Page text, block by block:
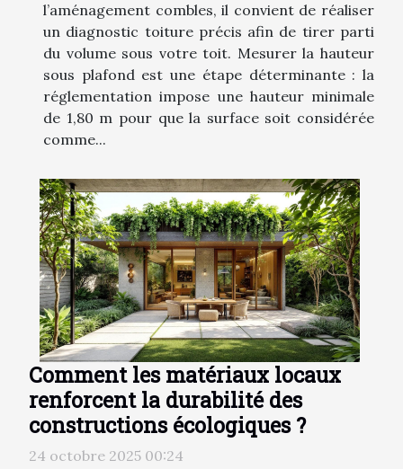
l’aménagement combles, il convient de réaliser
un diagnostic toiture précis afin de tirer parti
du volume sous votre toit. Mesurer la hauteur
sous plafond est une étape déterminante : la
réglementation impose une hauteur minimale
de 1,80 m pour que la surface soit considérée
comme...
Comment les matériaux locaux
renforcent la durabilité des
constructions écologiques ?
24 octobre 2025 00:24